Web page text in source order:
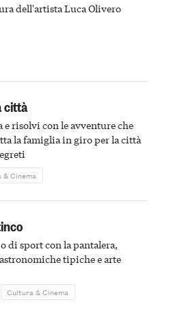
dell'artista Luca Olivero
città
e risolvi con le avventure che
la famiglia in giro per la città
Cinema
di sport con la pantalera,
tipiche e arte
Cultura & Cinema